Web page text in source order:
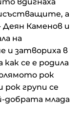
а
Каменов и
на
и затвориха в
как се е родила
рок
рок групи се
добрата млада